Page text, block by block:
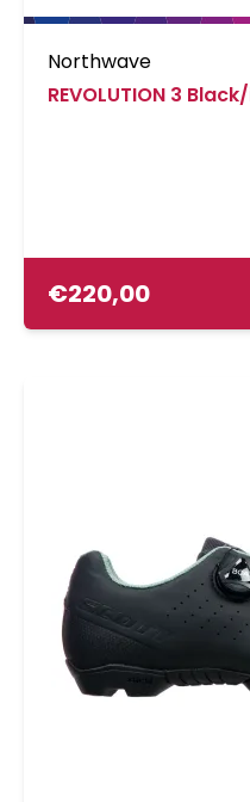
Northwave
REVOLUTION 3
€220,00